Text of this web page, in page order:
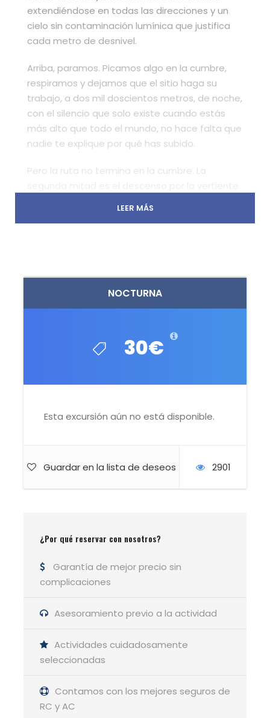
NOCTURNA
30€
Esta excursión aún no está disponible.
Guardar en la lista de deseos 2901
¿Por qué reservar con nosotros?
Garantía de mejor precio sin
complicaciones
Asesoramiento previo a la actividad
Actividades cuidadosamente
seleccionadas
Contamos con los mejores seguros de
RC y AC
extendiéndose en todas las direcciones y un
cielo sin contaminación lumínica que justifica
cada metro de desnivel.
Arriba, paramos. Picamos algo en la cumbre,
respiramos y dejamos que el sitio haga su
trabajo, a dos mil doscientos metros, de noche,
con el silencio que solo existe cuando estás
más alto que todo el mundo, no hace falta que
nadie te explique por qué has subido.
Pero la ruta no termina en la cumbre. La
norte, metiéndonos en el Pinar de Navafría, uno
de la Virgen de las Nieves, y cerramos la circular
pasando por el Mirador de Navalcollado con
vistas al Pico del Reventón antes de volver al
Una circular completa: crepúsculo subiendo,
Linterna frontal obligatoria.
→ Pinar de Navafría → Navalcollado → Puerto
GUÍA DE LA ACTIVIDAD
Luis Pablo González
LEER MÁS